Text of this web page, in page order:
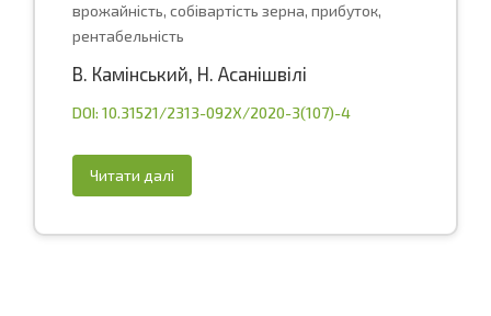
врожайність, собівартість зерна, прибуток,
рентабельність
В. Камінський, Н. Асанішвілі
DOI: 10.31521/2313-092X/2020-3(107)-4
Читати далі